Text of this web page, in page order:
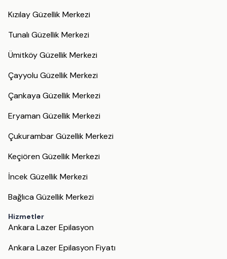
Kızılay Güzellik Merkezi
Tunalı Güzellik Merkezi
Ümitköy Güzellik Merkezi
Çayyolu Güzellik Merkezi
Çankaya Güzellik Merkezi
Eryaman Güzellik Merkezi
Çukurambar Güzellik Merkezi
Keçiören Güzellik Merkezi
İncek Güzellik Merkezi
Bağlıca Güzellik Merkezi
Hizmetler
Ankara Lazer Epilasyon
Ankara Lazer Epilasyon Fiyatı